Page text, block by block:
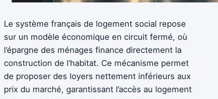
Le système français de logement social repose
sur un modèle économique en circuit fermé, où
l’épargne des ménages finance directement la
construction de l’habitat. Ce mécanisme permet
de proposer des loyers nettement inférieurs aux
prix du marché, garantissant l’accès au logement